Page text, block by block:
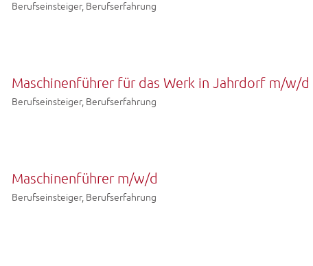
Berufseinsteiger, Berufserfahrung
Maschinenführer für das Werk in Jahrdorf m/w/d
Berufseinsteiger, Berufserfahrung
Maschinenführer m/w/d
Berufseinsteiger, Berufserfahrung